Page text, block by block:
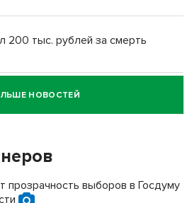
200 тыс. рублей за смерть
водителя за смерть
НОВОСТЕЙ
прозрачность выборов в Госдуму